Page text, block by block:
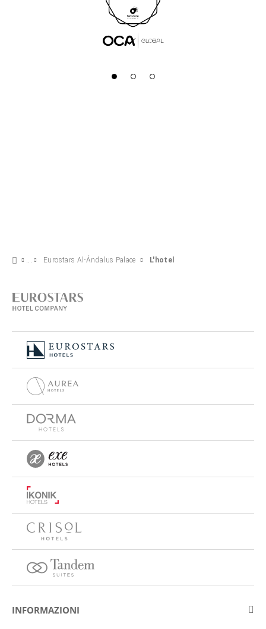
Eurostars Al-Ándalus Palace L'hotel
INFORMAZIONI